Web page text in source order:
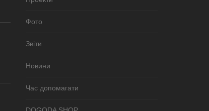
Фото
Звіти
Новини
Час допомагати